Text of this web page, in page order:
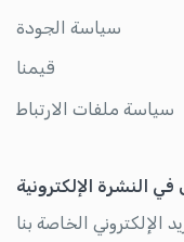
سياسة الجودة
قيمنا
سياسة ملفات الارتباط
النشرة الإلكترونية
الخاصة بنا